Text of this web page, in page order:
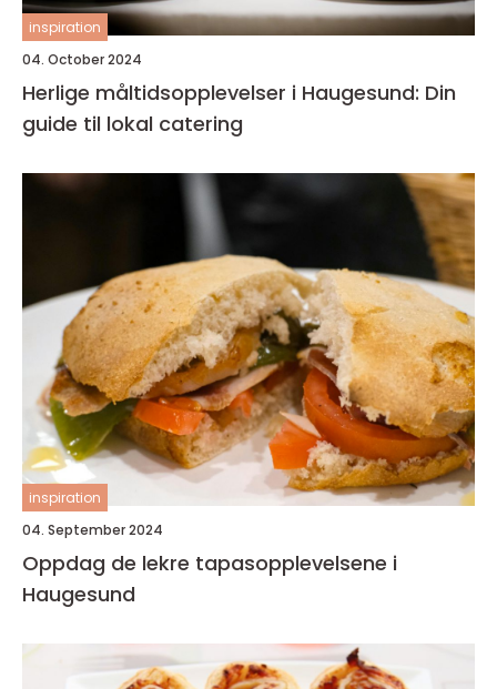
inspiration
04. October 2024
Herlige måltidsopplevelser i Haugesund: Din
guide til lokal catering
inspiration
04. September 2024
Oppdag de lekre tapasopplevelsene i
Haugesund